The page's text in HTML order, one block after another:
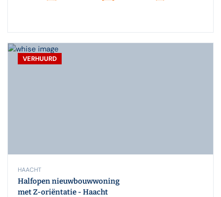
VERHUURD
HAACHT
Halfopen nieuwbouwwoning
met Z-oriëntatie - Haacht